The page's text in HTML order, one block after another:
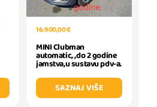
16.900,00 €
MINI Clubman
automatic, ,do 2 godine
jamstva,u sustavu pdv-a.
SAZNAJ VIŠE